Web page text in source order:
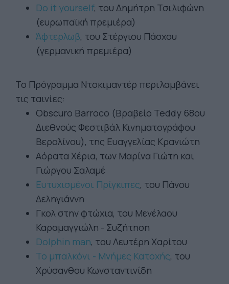
Do it yourself, του Δημήτρη Τσιλιφώνη
(ευρωπαϊκή πρεμιέρα)
Άφτερλωβ, του Στέργιου Πάσχου
(γερμανική πρεμιέρα)
Το Πρόγραμμα Ντοκιμαντέρ περιλαμβάνει
τις ταινίες:
Obscuro Barroco (Βραβείο Teddy 68ου
Διεθνούς Φεστιβάλ Κινηματογράφου
Βερολίνου), της Ευαγγελίας Κρανιώτη
Αόρατα Χέρια, των Μαρίνα Γιώτη και
Γιώργου Σαλαμέ
Ευτυχισμένοι Πρίγκιπες, του Πάνου
Δεληγιάννη
Γκολ στην φτώχια, του Μενέλαου
Καραμαγγιώλη - Συζήτηση
Dolphin man, του Λευτέρη Χαρίτου
Το μπαλκόνι - Μνήμες Κατοχής, του
Χρύσανθου Κωνσταντινίδη